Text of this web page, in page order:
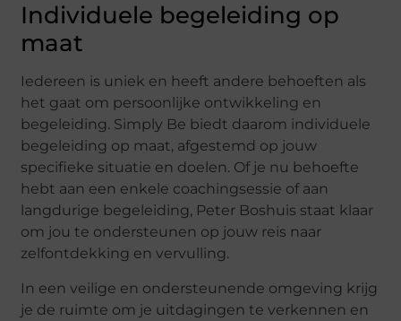
Individuele begeleiding op
maat
Iedereen is uniek en heeft andere behoeften als
het gaat om persoonlijke ontwikkeling en
begeleiding. Simply Be biedt daarom individuele
begeleiding op maat, afgestemd op jouw
specifieke situatie en doelen. Of je nu behoefte
hebt aan een enkele coachingsessie of aan
langdurige begeleiding, Peter Boshuis staat klaar
om jou te ondersteunen op jouw reis naar
zelfontdekking en vervulling.
In een veilige en ondersteunende omgeving krijg
je de ruimte om je uitdagingen te verkennen en